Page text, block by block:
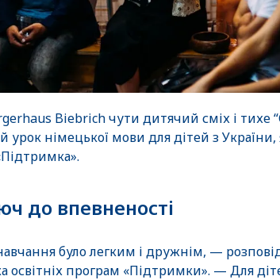
Biebrich чути дитячий сміх і тихе
урок німецької мови для дітей з України,
до впевненості
було легким і дружнім, —
освітніх програм «Підтримки». — Для